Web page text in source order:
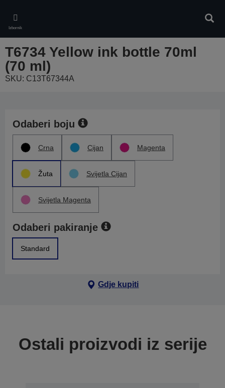
main
content
Izbornik
T6734 Yellow ink bottle 70ml
(70 ml)
SKU: C13T67344A
Odaberi boju
Crna Cijan Magenta
Žuta Svijetla Cijan
Svijetla Magenta
Odaberi pakiranje
Standard
Gdje kupiti
Ostali proizvodi iz serije